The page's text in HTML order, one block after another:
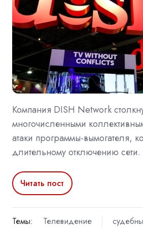
Компания DISH Network
многочисленными
атаки программы-вымогателя,
длительному отключению сети.
Читать пост
Темы: Телевидение